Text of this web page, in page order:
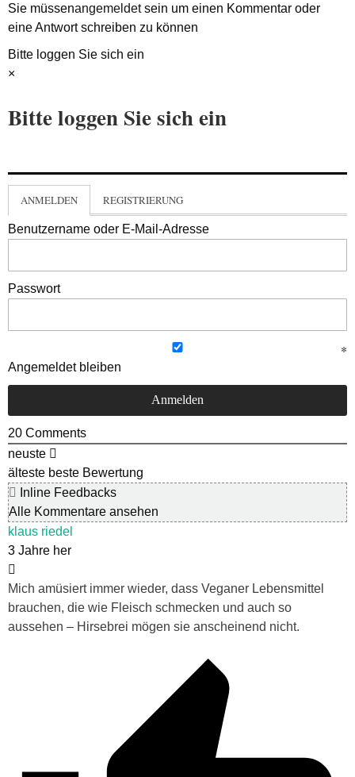
Sie müssenangemeldetsein um einen Kommentar oder
eine Antwort schreiben zu können
Bitte loggen Sie sich ein
×
Bitte loggen Sie sich ein
ANMELDEN REGISTRIERUNG
Benutzername oder E-Mail-Adresse
Passwort
Angemeldet bleiben
20 Comments
neuste
älteste beste Bewertung
Inline Feedbacks
Alle Kommentare ansehen
klaus riedel
3 Jahre her
Mich amüsiert immer wieder, dass Veganer Lebensmittel
brauchen, die wie Fleisch schmecken und auch so
aussehen – Hirsebrei mögen sie anscheinend nicht.